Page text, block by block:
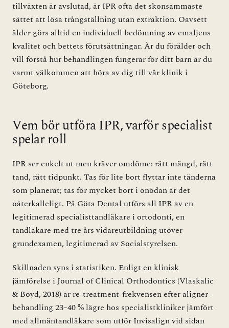
tillväxten är avslutad, är IPR ofta det skonsammaste
sättet att lösa trångställning utan extraktion. Oavsett
ålder görs alltid en individuell bedömning av emaljens
kvalitet och bettets förutsättningar. Är du förälder och
vill förstå hur behandlingen fungerar för ditt barn är du
varmt välkommen att höra av dig till vår klinik i
Göteborg.
Vem bör utföra IPR, varför specialist
spelar roll
IPR ser enkelt ut men kräver omdöme: rätt mängd, rätt
tand, rätt tidpunkt. Tas för lite bort flyttar inte tänderna
som planerat; tas för mycket bort i onödan är det
oåterkalleligt. På Göta Dental utförs all IPR av en
legitimerad specialisttandläkare i ortodonti, en
tandläkare med tre års vidareutbildning utöver
grundexamen, legitimerad av Socialstyrelsen.
Skillnaden syns i statistiken. Enligt en klinisk
jämförelse i Journal of Clinical Orthodontics (Vlaskalic
& Boyd, 2018) är re-treatment-frekvensen efter aligner-
behandling 23–40 % lägre hos specialistkliniker jämfört
med allmäntandläkare som utför Invisalign vid sidan